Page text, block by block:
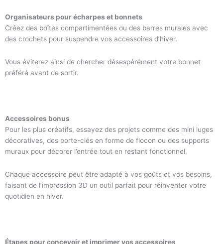
Organisateurs pour écharpes et bonnets
Créez des boîtes compartimentées ou des barres murales avec
des crochets pour suspendre vos accessoires d’hiver.
Vous éviterez ainsi de chercher désespérément votre bonnet
préféré avant de sortir.
Accessoires bonus
Pour les plus créatifs, essayez des projets comme des mini luges
décoratives, des porte-clés en forme de flocon ou des supports
muraux pour décorer l’entrée tout en restant fonctionnel.
Chaque accessoire peut être adapté à vos goûts et vos besoins,
faisant de l’impression 3D un outil parfait pour réinventer votre
quotidien en hiver.
Étapes pour concevoir et imprimer vos accessoires